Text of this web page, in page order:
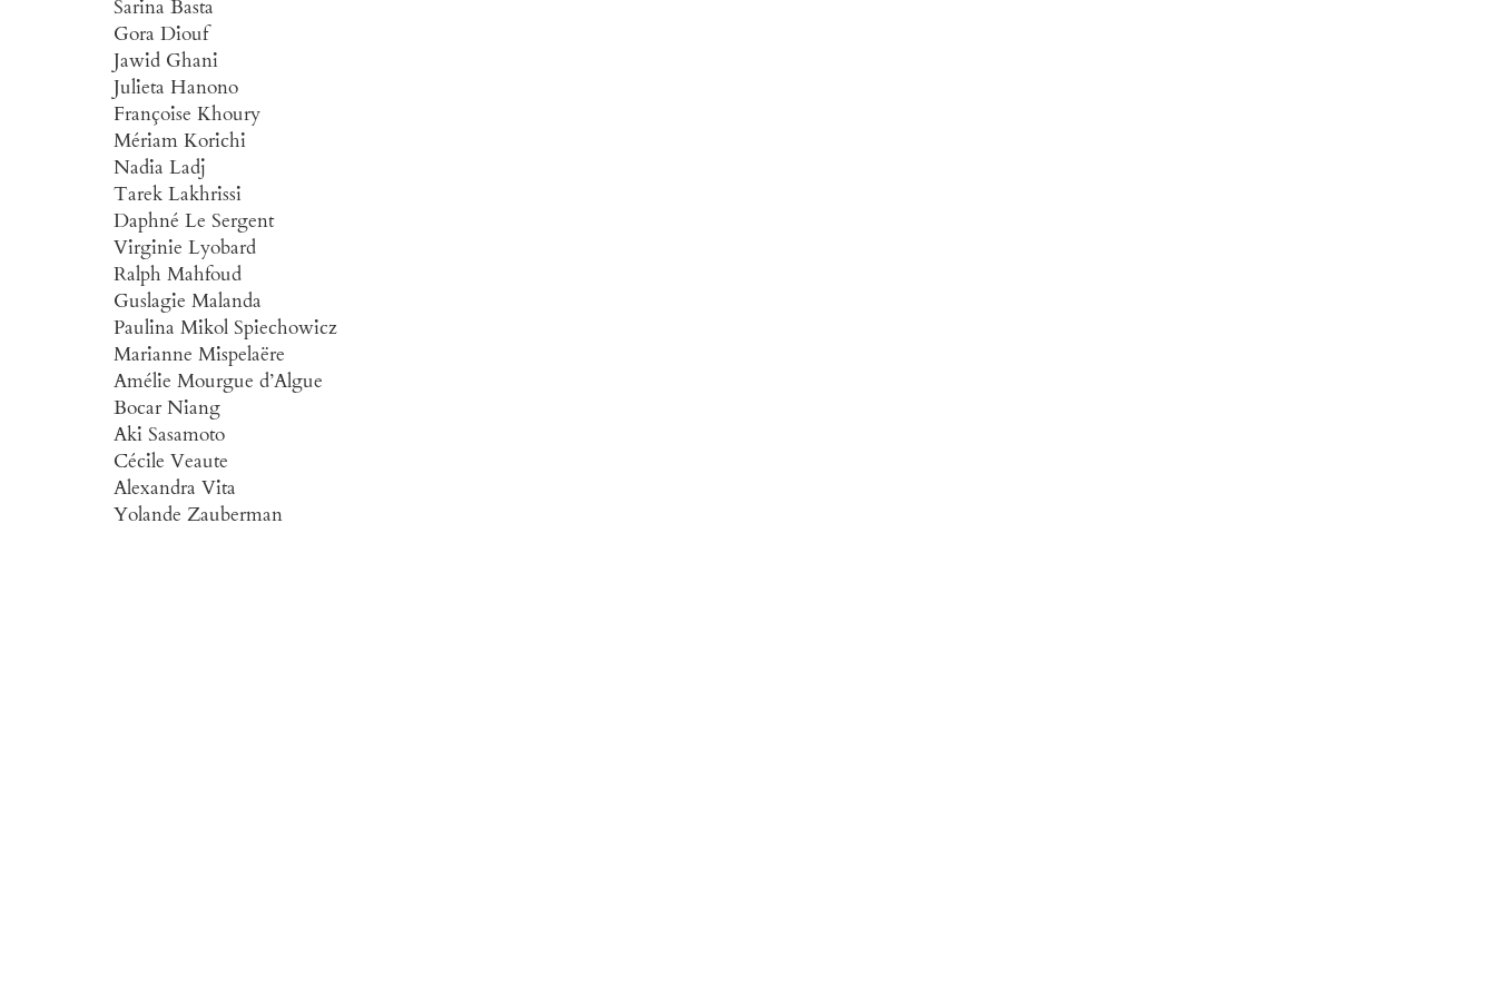
Sarina Basta
Gora Diouf
Jawid Ghani
Julieta Hanono
Françoise Khoury
Mériam Korichi
Nadia Ladj
Tarek Lakhrissi
Daphné Le Sergent
Virginie Lyobard
Ralph Mahfoud
Guslagie Malanda
Paulina Mikol Spiechowicz
Marianne Mispelaëre
Amélie Mourgue d’Algue
Bocar Niang
Aki Sasamoto
Cécile Veaute
Alexandra Vita
Yolande Zauberman